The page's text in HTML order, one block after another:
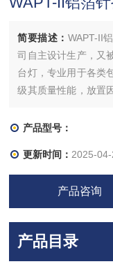
简要描述： WAPT-II
司自主设计生产，又
台灯，专业用于各类
级其质量性能，放置
产品型号：
更新时间： 2025-04-
产品咨询
产品目录